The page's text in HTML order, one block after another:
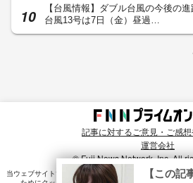
【台風情報】ダブル台風の今後の
台風13号は7日（金）昼過…
記事に対するご意見・ご感
運営会社
© Fuji News Network, Inc. All
当ウェブサイトでは、ユーザのニーズ・興味・関⼼に合致
【この記